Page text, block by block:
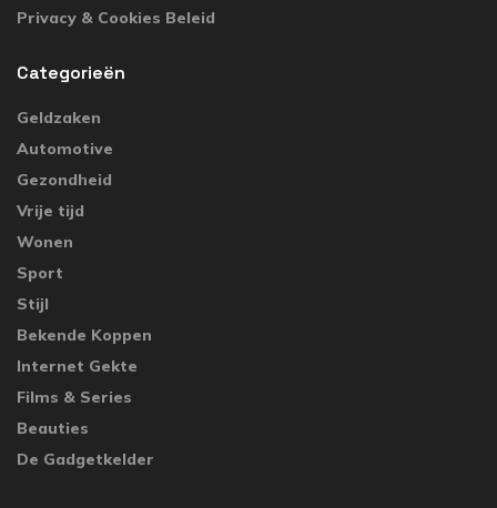
Privacy & Cookies Beleid
Categorieën
Geldzaken
Automotive
Gezondheid
Vrije tijd
Wonen
Sport
Stijl
Bekende Koppen
Internet Gekte
Films & Series
Beauties
De Gadgetkelder